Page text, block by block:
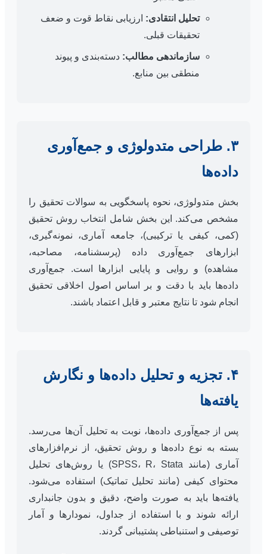
تحلیل انتقادی: ارزیابی نقاط قوت و ضعف
تحقیقات قبلی.
سازماندهی مطالب: دسته‌بندی و پیوند
منطقی بین منابع.
۳. طراحی متدولوژی و جمع‌آوری
داده‌ها
بخش متدولوژی، نحوه پاسخگویی به سوالات تحقیق را
مشخص می‌کند. این بخش شامل انتخاب روش تحقیق
(کمی، کیفی یا ترکیبی)، جامعه آماری، نمونه‌گیری،
ابزارهای جمع‌آوری داده (پرسشنامه، مصاحبه،
مشاهده) و روایی و پایایی ابزارها است. جمع‌آوری
داده‌ها باید با دقت و بر اساس اصول اخلاقی تحقیق
انجام شود تا نتایج معتبر و قابل اعتماد باشند.
۴. تجزیه و تحلیل داده‌ها و نگارش
یافته‌ها
پس از جمع‌آوری داده‌ها، نوبت به تحلیل آن‌ها می‌رسد.
بسته به نوع داده‌ها و روش تحقیق، از نرم‌افزارهای
آماری (مانند SPSS، R، Stata) یا روش‌های تحلیل
محتوای کیفی (مانند تحلیل تماتیک) استفاده می‌شود.
یافته‌ها باید به صورت واضح، دقیق و بدون جانبداری
ارائه شوند و با استفاده از جداول، نمودارها و آمار
توصیفی و استنباطی پشتیبانی گردند.